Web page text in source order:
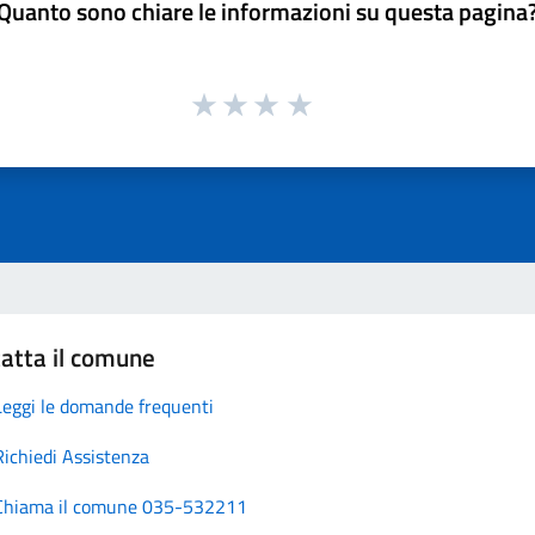
sono chiare le informazioni su questa
il comune
le domande frequenti
Assistenza
il comune 035-532211